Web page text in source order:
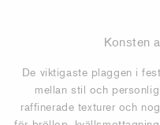
Konsten
De viktigaste plaggen i
mellan stil och
raffinerade texturer och